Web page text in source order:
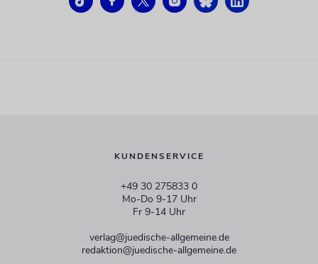
KUNDENSERVICE
+49 30 275833 0
Mo-Do 9-17 Uhr
Fr 9-14 Uhr
verlag@juedische-allgemeine.de
redaktion@juedische-allgemeine.de